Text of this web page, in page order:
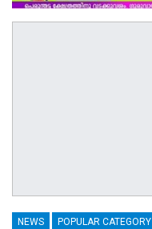
NEWS POPULAR CATEGORY